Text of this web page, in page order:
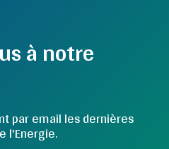
à notre
par email les dernières
l'Energie.